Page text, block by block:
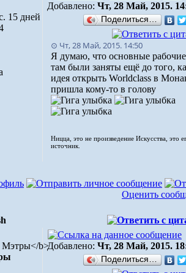
15 дней
Добавлено: Чт, 28 Май, 2015.
Поделиться…
⊙ Чт, 28 Май, 2015. 14:50
Я думаю, что основные
там были заняты ещё до того,
идея открыть Worldclass в
пришла кому-то в голову
Ницца, это не произведение Искусства, это
источник.
Оценить
Добавлено: Чт, 28 Май, 2015.
Поделиться…